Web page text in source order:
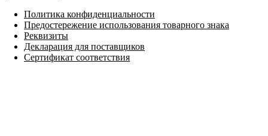
Политика конфиденциальности
Предостережение использования товарного знака
Реквизиты
Декларация для поставщиков
Сертификат соответствия